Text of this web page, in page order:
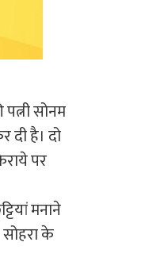
सोनम
दी है। दो
पर
मनाने
के